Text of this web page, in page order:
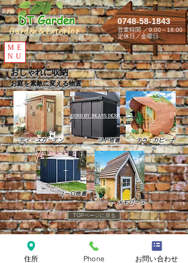
DTGarden
Garden&Exterior
0748-58-1843
営業時間 ／9:00～18:00
​定休日／金曜日
ME
NU
おしゃれに収納
お庭を素敵に変える物置
ディーズガーデン ヨド物置 テラ・カビーナ
ユーロ物置
メモリーズ
TOPページに戻る
DT GARDEN
DT GARDEN
0748-58-1843 Fax 0748-26-3049
住所 Phone お問い合わせ